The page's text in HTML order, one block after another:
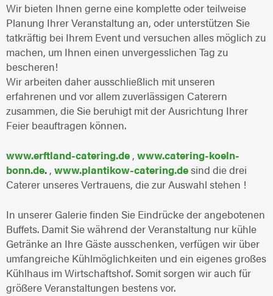
Wir bieten Ihnen gerne eine komplette oder teilweise
Planung Ihrer Veranstaltung an, oder unterstützen Sie
tatkräftig bei Ihrem Event und versuchen alles möglich zu
machen, um Ihnen einen unvergesslichen Tag zu
bescheren!
Wir arbeiten daher ausschließlich mit unseren
erfahrenen und vor allem zuverlässigen Caterern
zusammen, die Sie beruhigt mit der Ausrichtung Ihrer
Feier beauftragen können.
www.erftland-catering.de , www.catering-koeln-
bonn.de. , www.plantikow-catering.desind die drei
Caterer unseres Vertrauens, die zur Auswahl stehen !
In unserer Galerie finden Sie Eindrücke der angebotenen
Buffets. Damit Sie während der Veranstaltung nur kühle
Getränke an Ihre Gäste ausschenken, verfügen wir über
umfangreiche Kühlmöglichkeiten und ein eigenes großes
Kühlhaus im Wirtschaftshof. Somit sorgen wir auch für
größere Veranstaltungen bestens vor.